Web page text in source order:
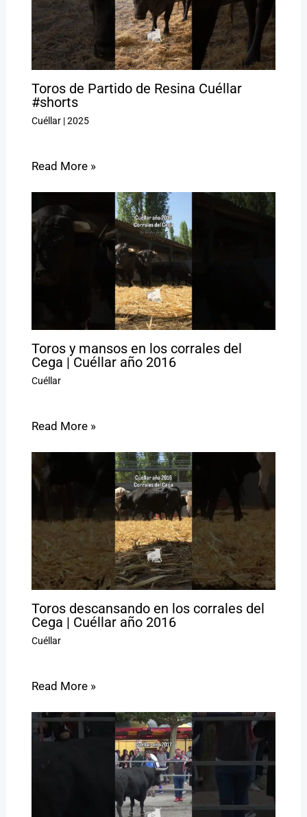
Toros de Partido de Resina Cuéllar
#shorts
Cuéllar|2025
Read More »
Toros y mansos en los corrales del
Cega | Cuéllar año 2016
Cuéllar
Read More »
Toros descansando en los corrales del
Cega | Cuéllar año 2016
Cuéllar
Read More »